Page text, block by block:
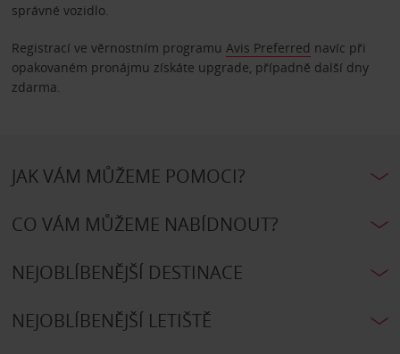
správné vozidlo.
Registrací ve věrnostním programu Avis Preferred navíc při
opakovaném pronájmu získáte upgrade, případně další dny
zdarma.
JAK VÁM MŮŽEME POMOCI?
CO VÁM MŮŽEME NABÍDNOUT?
NEJOBLÍBENĚJŠÍ DESTINACE
NEJOBLÍBENĚJŠÍ LETIŠTĚ